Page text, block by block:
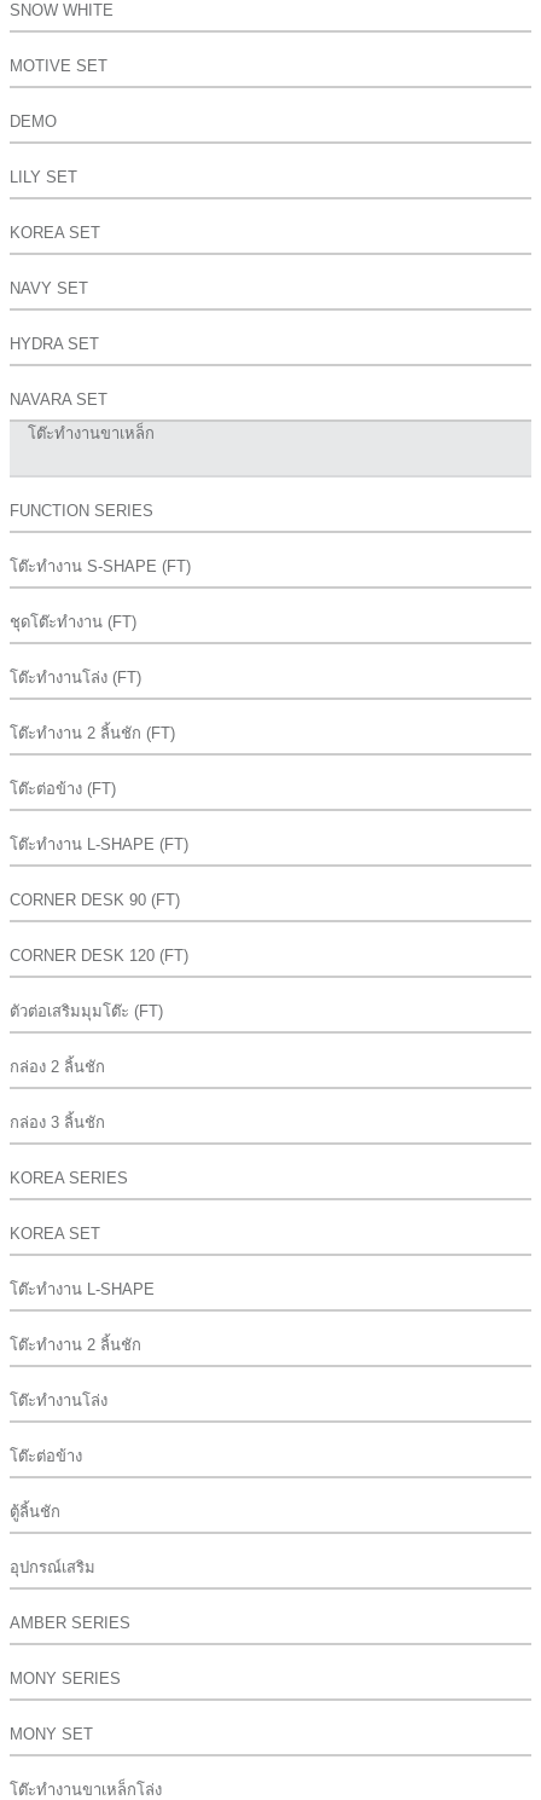
SNOW WHITE
MOTIVE SET
DEMO
LILY SET
KOREA SET
NAVY SET
HYDRA SET
NAVARA SET
โต๊ะทำงานขาเหล็ก
FUNCTION SERIES
โต๊ะทำงาน S-SHAPE (FT)
ชุดโต๊ะทำงาน (FT)
โต๊ะทำงานโล่ง (FT)
โต๊ะทำงาน 2 ลิ้นชัก (FT)
โต๊ะต่อข้าง (FT)
โต๊ะทำงาน L-SHAPE (FT)
CORNER DESK 90 (FT)
CORNER DESK 120 (FT)
ตัวต่อเสริมมุมโต๊ะ (FT)
กล่อง 2 ลิ้นชัก
กล่อง 3 ลิ้นชัก
KOREA SERIES
KOREA SET
โต๊ะทำงาน L-SHAPE
โต๊ะทำงาน 2 ลิ้นชัก
โต๊ะทำงานโล่ง
โต๊ะต่อข้าง
ตู้ลิ้นชัก
อุปกรณ์เสริม
AMBER SERIES
MONY SERIES
MONY SET
โต๊ะทำงานขาเหล็กโล่ง